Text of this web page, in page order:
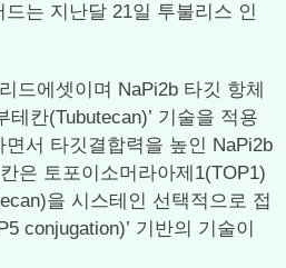
는 지난달 21일 투불리스 인
드에셋이며 NaPi2b 타깃 항체
테칸(Tubutecan)’ 기술을 적용
서 타깃결합력을 높인 NaPi2b
은 토포이소머라아제1(TOP1)
을 시스테인 선택적으로 접
conjugation)’ 기반의 기술이